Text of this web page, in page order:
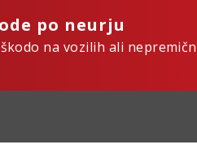
po neurju
na vozilih ali